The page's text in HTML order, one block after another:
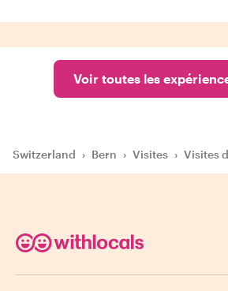
Voir toutes les
Switzerland › Bern › Visites › Visites